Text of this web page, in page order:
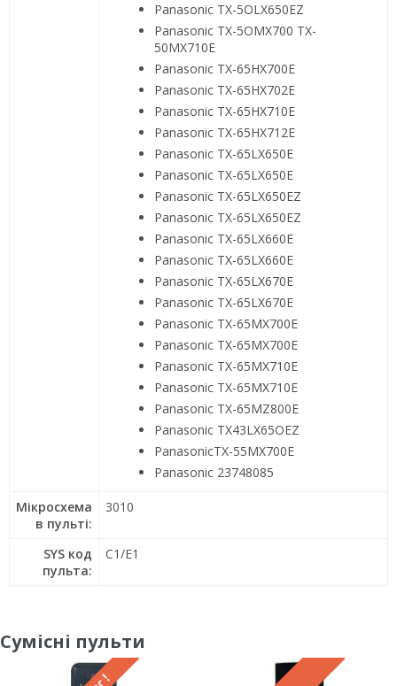
Panasonic TX-5OLX650EZ
Panasonic TX-5OMX700 TX-
50MX710E
Panasonic TX-65HX700E
Panasonic TX-65HX702E
Panasonic TX-65HX710E
Panasonic TX-65HX712E
Panasonic TX-65LX650E
Panasonic TX-65LX650E
Panasonic TX-65LX650EZ
Panasonic TX-65LX650EZ
Panasonic TX-65LX660E
Panasonic TX-65LX660E
Panasonic TX-65LX670E
Panasonic TX-65LX670E
Panasonic TX-65MX700E
Panasonic TX-65MX700E
Panasonic TX-65MX710E
Panasonic TX-65MX710E
Panasonic TX-65MZ800E
Panasonic TX43LX65OEZ
PanasonicTX-55MX700E
Panasonic 23748085
Мікросхема
в пульті:
3010
SYS код
пульта:
C1/E1
Сумісні пульти